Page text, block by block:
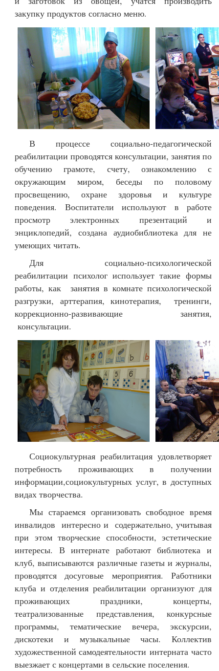
закупку продуктов согласно меню.
В процессе социально-педагогической
реабилитации проводятся консультации, занятия по
обучению грамоте, счету, ознакомлению с
окружающим миром, беседы по половому
просвещению, охране здоровья и культуре
поведения. Воспитатели используют в работе
просмотр электронных презентаций и
энциклопедий, создана аудиобиблиотека для не
умеющих читать.
Для социально-психологической
реабилитации психолог использует такие формы
работы, как занятия в комнате психологической
разгрузки, арттерапия, кинотерапия, тренинги,
коррекционно-развивающие занятия,
консультации.
Социокультурная реабилитация удовлетворяет
потребность проживающих в получении
информации,социокультурных услуг, в доступных
видах творчества.
Мы стараемся организовать свободное время
инвалидов интересно и содержательно, учитывая
при этом творческие способности, эстетические
интересы. В интернате работают библиотека и
клуб, выписываются различные газеты и журналы,
проводятся досуговые мероприятия. Работники
клуба и отделения реабилитации организуют для
проживающих праздники, концерты,
театрализованные представления, конкурсные
программы, тематические вечера, экскурсии,
дискотеки и музыкальные часы. Коллектив
художественной самодеятельности интерната часто
выезжает с концертами в сельские поселения.